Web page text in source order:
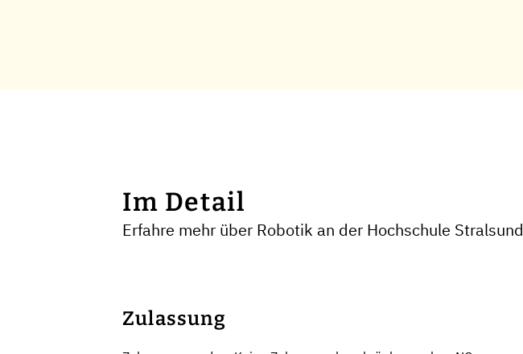
Im Detail
Erfahre mehr über Robotik an der Hochschule Stralsund
Zulassung